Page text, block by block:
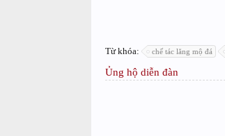
Từ khóa: chế tác lăng mộ đá
Ủng hộ diễn đàn